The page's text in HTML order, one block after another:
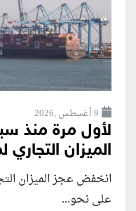
9 أغسطس ,2026
الميزان
انخفض عجز الميزان
على نحو...